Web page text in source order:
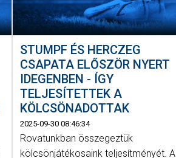
STUMPF ÉS HERCZEG
CSAPATA ELŐSZÖR NYERT
IDEGENBEN - ÍGY
TELJESÍTETTEK A
KÖLCSÖNADOTTAK
2025-09-30 08:46:34
Rovatunkban összegeztük
kölcsönjátékosaink teljesítményét. A